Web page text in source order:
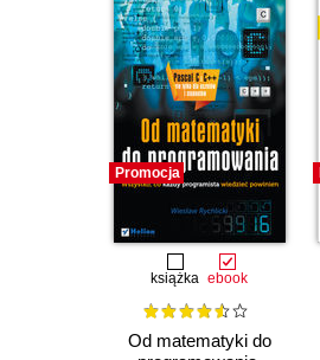
Promocja
książka ebook
Od matematyki do